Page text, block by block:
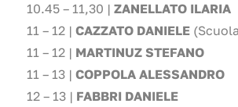
10.45 – 11,30 | ZANELLATO ILARIA
11 – 12 | CAZZATO DANIELE
11 – 12 | MARTINUZ STEFANO
11 – 13 | COPPOLA ALESSANDRO
12 – 13 | FABBRI DANIELE